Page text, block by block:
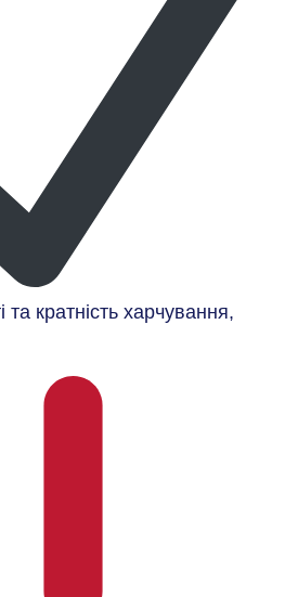
та кратність харчування,